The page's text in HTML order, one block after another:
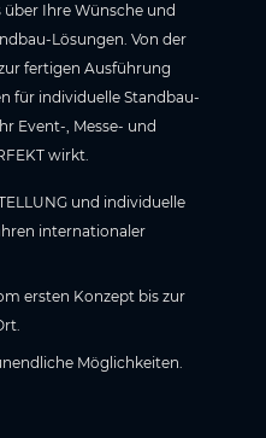
Ihre Wünsche und
Lösungen. Von der
fertigen Ausführung
für individuelle Standbau-
Event-, Messe- und
wirkt.
und individuelle
internationaler
ersten Konzept bis zur
Möglichkeiten.